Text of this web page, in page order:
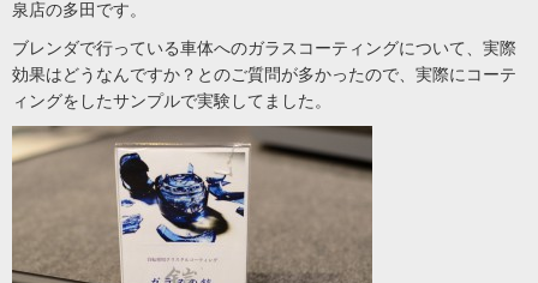
泉店の多田です。
ブレンダで行っている車体へのガラスコーティングについて、実際
効果はどうなんですか？とのご質問が多かったので、実際にコーテ
ィングをしたサンプルで実験してました。